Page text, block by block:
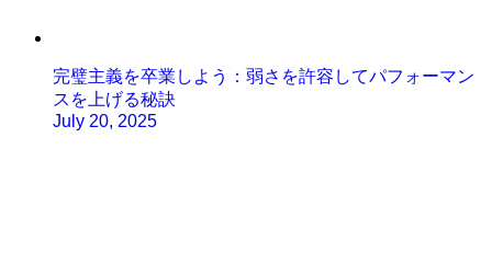
完璧主義を卒業しよう：弱さを許容してパフォーマン
スを上げる秘訣
July 20, 2025